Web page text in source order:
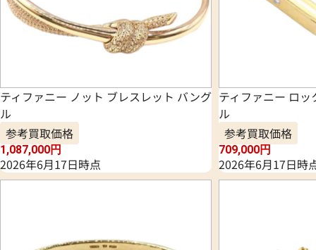
ティファニー ノット ブレスレット バング
ル
参考買取価格
1,087,000円
2026年6月17日時点
ティファニー ロ
ル
参考買取価格
709,000円
2026年6月17日時